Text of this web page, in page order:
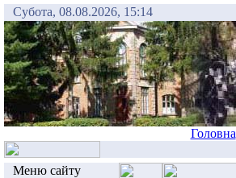
Субота, 08.08.2026, 15:14
Головна
Меню сайту